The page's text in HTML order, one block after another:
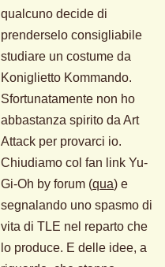
qualcuno decide di
prenderselo consigliabile
studiare un costume da
Koniglietto Kommando.
Sfortunatamente non ho
abbastanza spirito da Art
Attack per provarci io.
Chiudiamo col fan link Yu-
Gi-Oh by forum (qua) e
segnalando uno spasmo di
vita di TLE nel reparto che
lo produce. E delle idee, a